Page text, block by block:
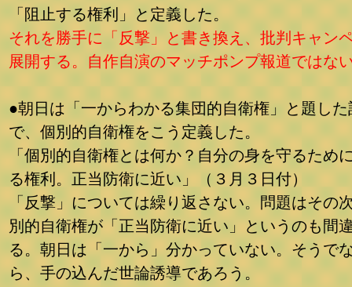
「阻止する権利」と定義した。
それを勝手に「反撃」と書き換え、批判キャン
展開する。自作自演のマッチポンプ報道ではな
●朝日は「一からわかる集団的自衛権」と題した
で、個別的自衛権をこう定義した。
「個別的自衛権とは何か？自分の身を守るため
る権利。正当防衛に近い」（３月３日付）
「反撃」については繰り返さない。問題はその
別的自衛権が「正当防衛に近い」というのも間
る。朝日は「一から」分かっていない。そうで
ら、手の込んだ世論誘導であろう。